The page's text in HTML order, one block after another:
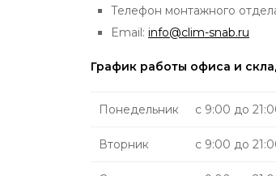
Телефон монтажного
Email: info@clim-snab.ru
График работы офиса и
Понедельник с 9:00 до
Вторник с 9:00 до